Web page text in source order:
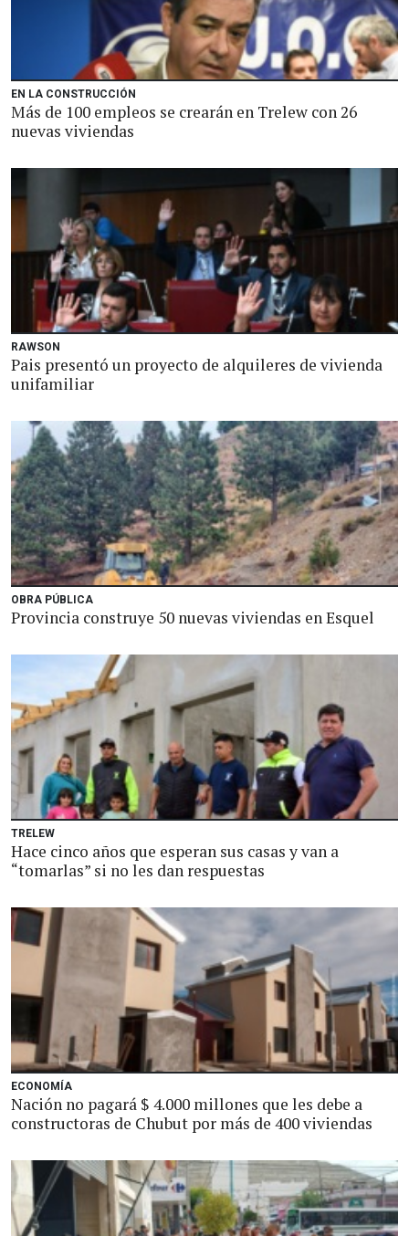
EN LA CONSTRUCCIÓN
Más de 100 empleos se crearán en Trelew con 26
nuevas viviendas
RAWSON
Pais presentó un proyecto de alquileres de vivienda
unifamiliar
OBRA PÚBLICA
Provincia construye 50 nuevas viviendas en Esquel
TRELEW
Hace cinco años que esperan sus casas y van a
“tomarlas” si no les dan respuestas
ECONOMÍA
Nación no pagará $ 4.000 millones que les debe a
constructoras de Chubut por más de 400 viviendas